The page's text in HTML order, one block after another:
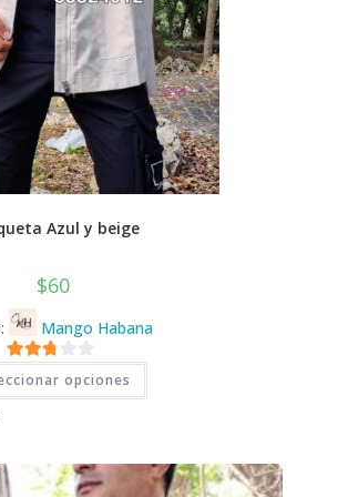
Azul y beige
$60
Mango Habana
2.71
de 5
opciones
Este
tiene
opciones
se
pueden